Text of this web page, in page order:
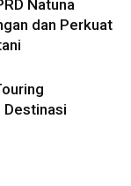
Natuna
dan Perkuat
Destinasi